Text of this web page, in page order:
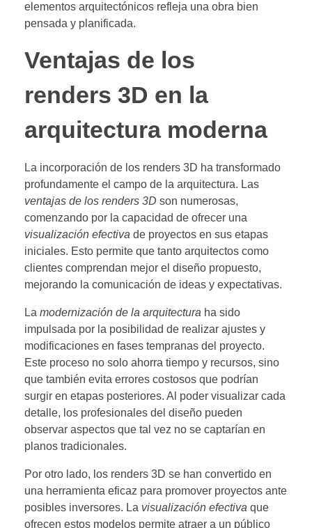
elementos arquitectónicos refleja una obra bien
pensada y planificada.
Ventajas de los
renders 3D en la
arquitectura moderna
La incorporación de los renders 3D ha transformado
profundamente el campo de la arquitectura. Las
ventajas de los renders 3D son numerosas,
comenzando por la capacidad de ofrecer una
visualización efectiva de proyectos en sus etapas
iniciales. Esto permite que tanto arquitectos como
clientes comprendan mejor el diseño propuesto,
mejorando la comunicación de ideas y expectativas.
La modernización de la arquitectura ha sido
impulsada por la posibilidad de realizar ajustes y
modificaciones en fases tempranas del proyecto.
Este proceso no solo ahorra tiempo y recursos, sino
que también evita errores costosos que podrían
surgir en etapas posteriores. Al poder visualizar cada
detalle, los profesionales del diseño pueden
observar aspectos que tal vez no se captarían en
planos tradicionales.
Por otro lado, los renders 3D se han convertido en
una herramienta eficaz para promover proyectos ante
posibles inversores. La visualización efectiva que
ofrecen estos modelos permite atraer a un público